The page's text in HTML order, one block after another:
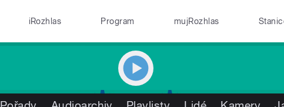
iRozhlas Program mujRozhlas